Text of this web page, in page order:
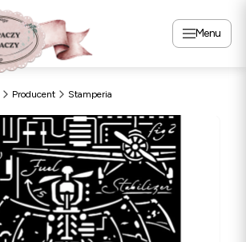
Menu
Producent Stamperia